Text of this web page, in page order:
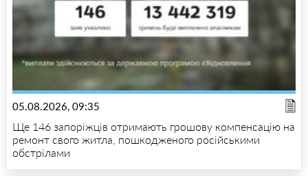
05.08.2026, 09:35
Ще 146 запоріжців отримають грошову компенсацію на
ремонт свого житла, пошкодженого російськими
обстрілами